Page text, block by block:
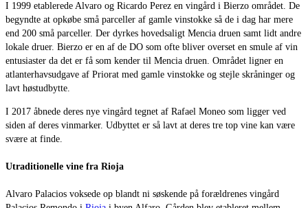
I 1999 etablerede Alvaro og Ricardo Perez en vingård i Bierzo området. De
begyndte at opkøbe små parceller af gamle vinstokke så de i dag har mere
end 200 små parceller. Der dyrkes hovedsaligt Mencia druen samt lidt andre
lokale druer. Bierzo er en af de DO som ofte bliver overset en smule af vin
entusiaster da det er få som kender til Mencia druen. Området ligner en
atlanterhavsudgave af Priorat med gamle vinstokke og stejle skråninger og
lavt høstudbytte.
I 2017 åbnede deres nye vingård tegnet af Rafael Moneo som ligger ved
siden af deres vinmarker. Udbyttet er så lavt at deres tre top vine kan være
svære at finde.
Utraditionelle vine fra Rioja
Alvaro Palacios voksede op blandt ni søskende på forældrenes vingård